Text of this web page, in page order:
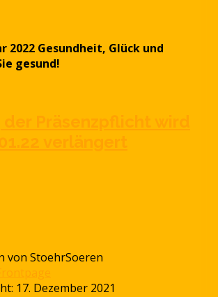
2022 Gesundheit, Glück und
gesund!
von StoehrSoeren
17. Dezember 2021